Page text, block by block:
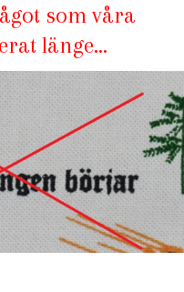
som våra
länge…